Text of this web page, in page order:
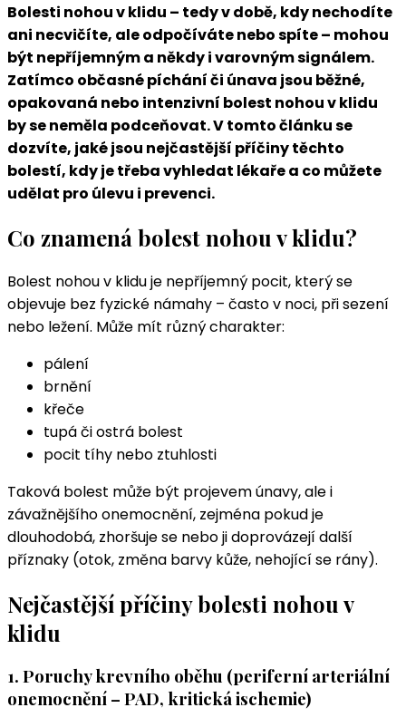
Bolesti nohou v klidu – tedy v době, kdy nechodíte
ani necvičíte, ale odpočíváte nebo spíte – mohou
být nepříjemným a někdy i varovným signálem.
Zatímco občasné píchání či únava jsou běžné,
opakovaná nebo intenzivní bolest nohou v klidu
by se neměla podceňovat. V tomto článku se
dozvíte, jaké jsou nejčastější příčiny těchto
bolestí, kdy je třeba vyhledat lékaře a co můžete
udělat pro úlevu i prevenci.
Co znamená bolest nohou v klidu?
Bolest nohou v klidu je nepříjemný pocit, který se
objevuje bez fyzické námahy – často v noci, při sezení
nebo ležení. Může mít různý charakter:
pálení
brnění
křeče
tupá či ostrá bolest
pocit tíhy nebo ztuhlosti
Taková bolest může být projevem únavy, ale i
závažnějšího onemocnění, zejména pokud je
dlouhodobá, zhoršuje se nebo ji doprovázejí další
příznaky (otok, změna barvy kůže, nehojící se rány).
Nejčastější příčiny bolesti nohou v
klidu
1. Poruchy krevního oběhu (periferní arteriální
onemocnění – PAD, kritická ischemie)